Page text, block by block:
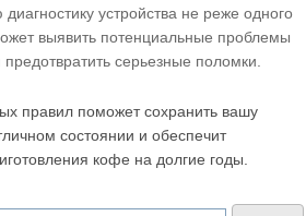
устройства не реже одного
выявить потенциальные проблемы
серьезные поломки.
правил поможет сохранить вашу
состоянии и обеспечит
кофе на долгие годы.